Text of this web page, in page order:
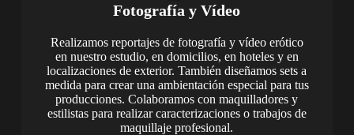
Fotografía y Vídeo
Realizamos reportajes de fotografía y vídeo erótico
en nuestro estudio, en domicilios, en hoteles y en
localizaciones de exterior. También diseñamos sets a
medida para crear una ambientación especial para tus
producciones. Colaboramos con maquilladores y
estilistas para realizar caracterizaciones o trabajos de
maquillaje profesional.